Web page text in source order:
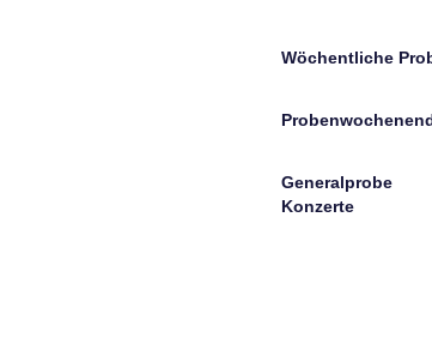
Wöchentliche
Generalprobe
Konzerte